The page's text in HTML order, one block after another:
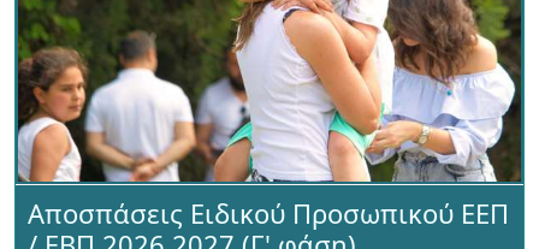
Αποσπάσεις Ειδικού Προσωπικού ΕΕΠ